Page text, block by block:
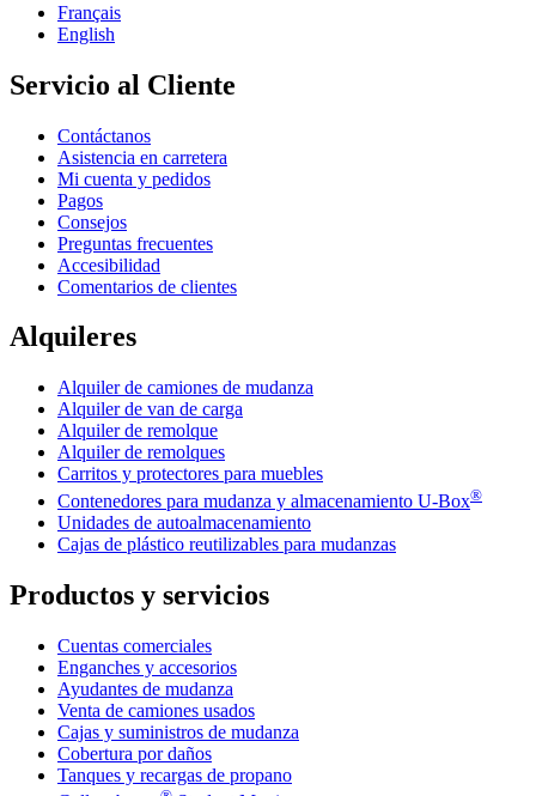
Français
English
Servicio al Cliente
Contáctanos
Asistencia en carretera
Mi cuenta y pedidos
Pagos
Consejos
Preguntas frecuentes
Accesibilidad
Comentarios de clientes
Alquileres
Alquiler de camiones de mudanza
Alquiler de van de carga
Alquiler de remolque
Alquiler de remolques
Carritos y protectores para muebles
Contenedores para mudanza y almacenamiento U-Box®
Unidades de autoalmacenamiento
Cajas de plástico reutilizables para mudanzas
Productos y servicios
Cuentas comerciales
Enganches y accesorios
Ayudantes de mudanza
Venta de camiones usados
Cajas y suministros de mudanza
Cobertura por daños
Tanques y recargas de propano